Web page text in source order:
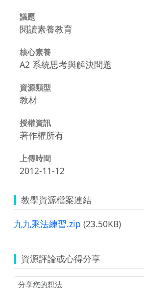
議題
閱讀素養教育
核心素養
A2 系統思考與解決問題
資源類型
教材
授權資訊
著作權所有
上傳時間
2012-11-12
教學資源檔案連結
九九乘法練習.zip (23.50KB)
資源評論或心得分享